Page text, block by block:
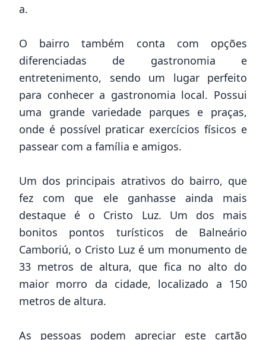
a.
O bairro também conta com opções
diferenciadas de gastronomia e
entretenimento, sendo um lugar perfeito
para conhecer a gastronomia local. Possui
uma grande variedade parques e praças,
onde é possível praticar exercícios físicos e
passear com a família e amigos.
Um dos principais atrativos do bairro, que
fez com que ele ganhasse ainda mais
destaque é o Cristo Luz. Um dos mais
bonitos pontos turísticos de Balneário
Camboriú, o Cristo Luz é um monumento de
33 metros de altura, que fica no alto do
maior morro da cidade, localizado a 150
metros de altura.
As pessoas podem apreciar este cartão